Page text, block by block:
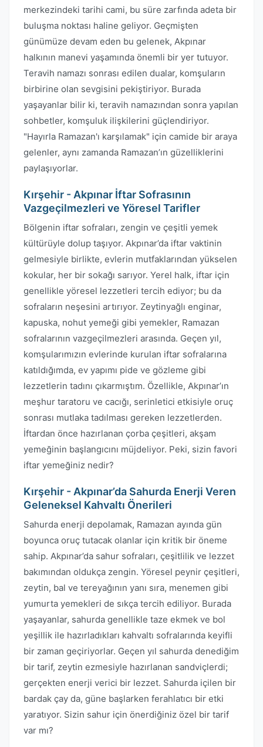
merkezindeki tarihi cami, bu süre zarfında adeta bir
buluşma noktası haline geliyor. Geçmişten
günümüze devam eden bu gelenek, Akpınar
halkının manevi yaşamında önemli bir yer tutuyor.
Teravih namazı sonrası edilen dualar, komşuların
birbirine olan sevgisini pekiştiriyor. Burada
yaşayanlar bilir ki, teravih namazından sonra yapılan
sohbetler, komşuluk ilişkilerini güçlendiriyor.
"Hayırla Ramazan'ı karşılamak" için camide bir araya
gelenler, aynı zamanda Ramazan’ın güzelliklerini
paylaşıyorlar.
Kırşehir - Akpınar İftar Sofrasının
Vazgeçilmezleri ve Yöresel Tarifler
Bölgenin iftar sofraları, zengin ve çeşitli yemek
kültürüyle dolup taşıyor. Akpınar’da iftar vaktinin
gelmesiyle birlikte, evlerin mutfaklarından yükselen
kokular, her bir sokağı sarıyor. Yerel halk, iftar için
genellikle yöresel lezzetleri tercih ediyor; bu da
sofraların neşesini artırıyor. Zeytinyağlı enginar,
kapuska, nohut yemeği gibi yemekler, Ramazan
sofralarının vazgeçilmezleri arasında. Geçen yıl,
komşularımızın evlerinde kurulan iftar sofralarına
katıldığımda, ev yapımı pide ve gözleme gibi
lezzetlerin tadını çıkarmıştım. Özellikle, Akpınar’ın
meşhur taratoru ve cacığı, serinletici etkisiyle oruç
sonrası mutlaka tadılması gereken lezzetlerden.
İftardan önce hazırlanan çorba çeşitleri, akşam
yemeğinin başlangıcını müjdeliyor. Peki, sizin favori
iftar yemeğiniz nedir?
Kırşehir - Akpınar’da Sahurda Enerji Veren
Geleneksel Kahvaltı Önerileri
Sahurda enerji depolamak, Ramazan ayında gün
boyunca oruç tutacak olanlar için kritik bir öneme
sahip. Akpınar’da sahur sofraları, çeşitlilik ve lezzet
bakımından oldukça zengin. Yöresel peynir çeşitleri,
zeytin, bal ve tereyağının yanı sıra, menemen gibi
yumurta yemekleri de sıkça tercih ediliyor. Burada
yaşayanlar, sahurda genellikle taze ekmek ve bol
yeşillik ile hazırladıkları kahvaltı sofralarında keyifli
bir zaman geçiriyorlar. Geçen yıl sahurda denediğim
bir tarif, zeytin ezmesiyle hazırlanan sandviçlerdi;
gerçekten enerji verici bir lezzet. Sahurda içilen bir
bardak çay da, güne başlarken ferahlatıcı bir etki
yaratıyor. Sizin sahur için önerdiğiniz özel bir tarif
var mı?